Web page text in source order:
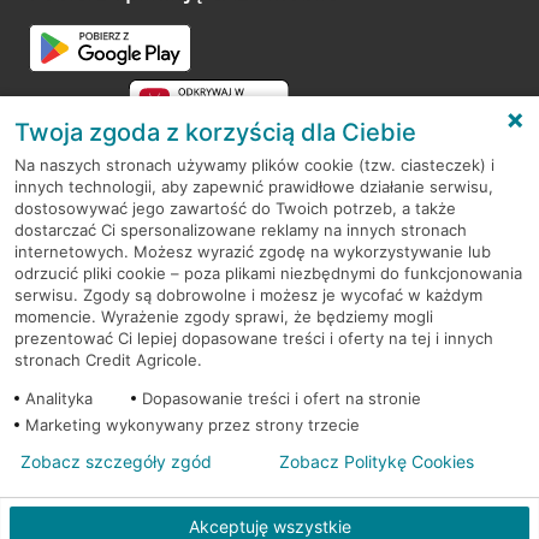
RODO
Regulamin serwisu
Mapa serwisu
PolitykaCookies
© 2026 Credit Agricole Bank Polska S.A. Wszelkie prawa zastrzeżone
Twoja zgoda z korzyścią dla Ciebie
Na naszych stronach używamy plików cookie (tzw. ciasteczek) i
innych technologii, aby zapewnić prawidłowe działanie serwisu,
dostosowywać jego zawartość do Twoich potrzeb, a także
dostarczać Ci spersonalizowane reklamy na innych stronach
internetowych. Możesz wyrazić zgodę na wykorzystywanie lub
odrzucić pliki cookie – poza plikami niezbędnymi do funkcjonowania
serwisu. Zgody są dobrowolne i możesz je wycofać w każdym
momencie. Wyrażenie zgody sprawi, że będziemy mogli
prezentować Ci lepiej dopasowane treści i oferty na tej i innych
stronach Credit Agricole.
Analityka
Dopasowanie treści i ofert na stronie
Marketing wykonywany przez strony trzecie
Akceptuję wszystkie
Zobacz szczegóły zgód Zobacz Politykę Cookies